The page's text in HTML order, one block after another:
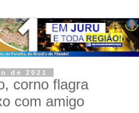
de 2021
corno flagra
com amigo